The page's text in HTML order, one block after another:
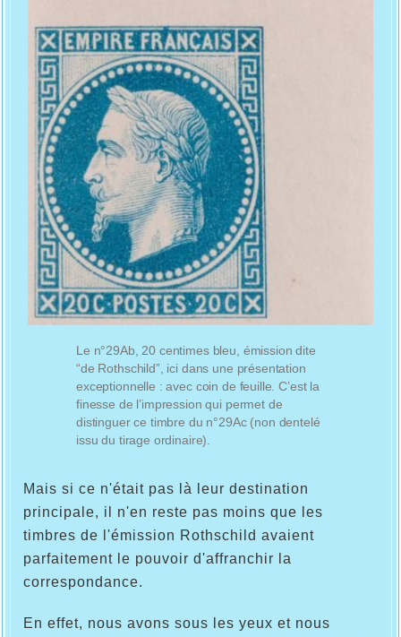
Le n°29Ab, 20 centimes bleu, émission dite
“de Rothschild”, ici dans une présentation
exceptionnelle : avec coin de feuille. C’est la
finesse de l’impression qui permet de
distinguer ce timbre du n°29Ac (non dentelé
issu du tirage ordinaire).
Mais si ce n'était pas là leur destination
principale, il n'en reste pas moins que les
timbres de l'émission Rothschild avaient
parfaitement le pouvoir d'affranchir la
correspondance.
En effet, nous avons sous les yeux et nous